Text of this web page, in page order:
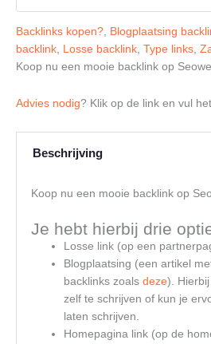
Backlinks kopen? Blogplaatsing
backlink
Losse backlink Type links
Koop nu een mooie backlink op
Advies nodig? Klik op de link en vul
Beschrijving
Koop nu een mooie backlink op
Je hebt hierbij drie
Losse link (op een
Blogplaatsing (een artikel
backlinks zoals deze).
zelf te schrijven of kun je
laten schrijven.
Homepagina link (op de